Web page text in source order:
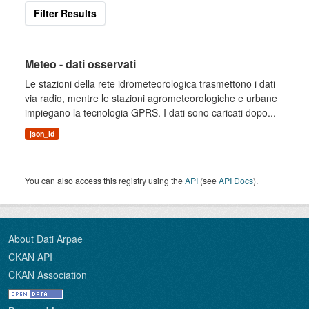
Filter Results
Meteo - dati osservati
Le stazioni della rete idrometeorologica trasmettono i dati
via radio, mentre le stazioni agrometeorologiche e urbane
impiegano la tecnologia GPRS. I dati sono caricati dopo...
json_ld
You can also access this registry using theAPI (seeAPI Docs).
About Dati Arpae
CKAN API
CKAN Association